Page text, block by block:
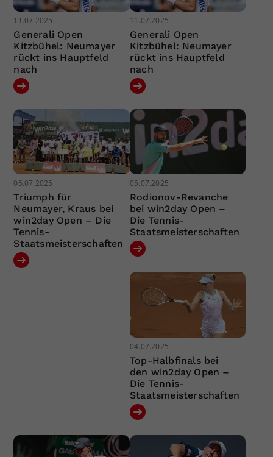
11.07.2025
Generali Open
Kitzbühel: Neumayer
rückt ins Hauptfeld
nach
11.07.2025
Generali Open
Kitzbühel: Neumayer
rückt ins Hauptfeld
nach
06.07.2025
Triumph für
Neumayer, Kraus bei
win2day Open – Die
Tennis-
Staatsmeisterschaften
05.07.2025
Rodionov-Revanche
bei win2day Open –
Die Tennis-
Staatsmeisterschaften
04.07.2025
Top-Halbfinals bei
den win2day Open –
Die Tennis-
Staatsmeisterschaften